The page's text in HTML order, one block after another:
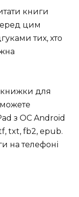
книги
цим
тих, хто
книжки для
з ОС Android
txt, fb2, epub.
на телефоні